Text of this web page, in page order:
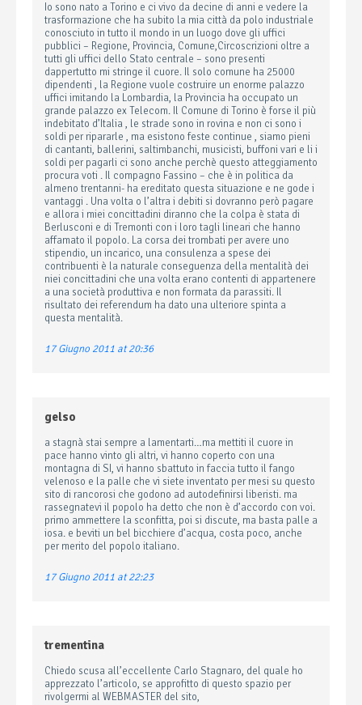
Io sono nato a Torino e ci vivo da decine di anni e vedere la
trasformazione che ha subito la mia città da polo industriale
conosciuto in tutto il mondo in un luogo dove gli uffici
pubblici – Regione, Provincia, Comune,Circoscrizioni oltre a
tutti gli uffici dello Stato centrale – sono presenti
dappertutto mi stringe il cuore. Il solo comune ha 25000
dipendenti , la Regione vuole costruire un enorme palazzo
uffici imitando la Lombardia, la Provincia ha occupato un
grande palazzo ex Telecom. Il Comune di Torino è forse il più
indebitato d’Italia , le strade sono in rovina e non ci sono i
soldi per ripararle , ma esistono feste continue , siamo pieni
di cantanti, ballerini, saltimbanchi, musicisti, buffoni vari e li i
soldi per pagarli ci sono anche perchè questo atteggiamento
procura voti . Il compagno Fassino – che è in politica da
almeno trentanni- ha ereditato questa situazione e ne gode i
vantaggi . Una volta o l’altra i debiti si dovranno però pagare
e allora i miei concittadini diranno che la colpa è stata di
Berlusconi e di Tremonti con i loro tagli lineari che hanno
affamato il popolo. La corsa dei trombati per avere uno
stipendio, un incarico, una consulenza a spese dei
contribuenti è la naturale conseguenza della mentalità dei
niei concittadini che una volta erano contenti di appartenere
a una società produttiva e non formata da parassiti. Il
risultato dei referendum ha dato una ulteriore spinta a
questa mentalità.
17 Giugno 2011 at 20:36
gelso
a stagnà stai sempre a lamentarti…ma mettiti il cuore in
pace hanno vinto gli altri, vi hanno coperto con una
montagna di SI, vi hanno sbattuto in faccia tutto il fango
velenoso e la palle che vi siete inventato per mesi su questo
sito di rancorosi che godono ad autodefinirsi liberisti. ma
rassegnatevi il popolo ha detto che non è d’accordo con voi.
primo ammettere la sconfitta, poi si discute, ma basta palle a
iosa. e beviti un bel bicchiere d’acqua, costa poco, anche
per merito del popolo italiano.
17 Giugno 2011 at 22:23
trementina
Chiedo scusa all’eccellente Carlo Stagnaro, del quale ho
apprezzato l’articolo, se approfitto di questo spazio per
rivolgermi al WEBMASTER del sito,